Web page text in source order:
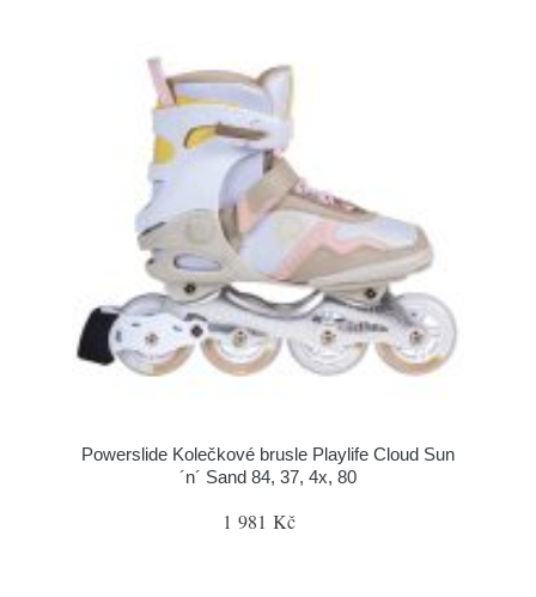
Powerslide Kolečkové brusle Playlife Cloud Sun
´n´ Sand 84, 37, 4x, 80
1 981 Kč